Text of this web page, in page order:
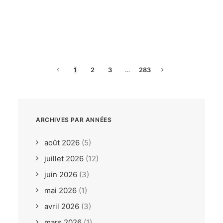
1 2 3 … 283
ARCHIVES PAR ANNÉES
août 2026 (5)
juillet 2026 (12)
juin 2026 (3)
mai 2026 (1)
avril 2026 (3)